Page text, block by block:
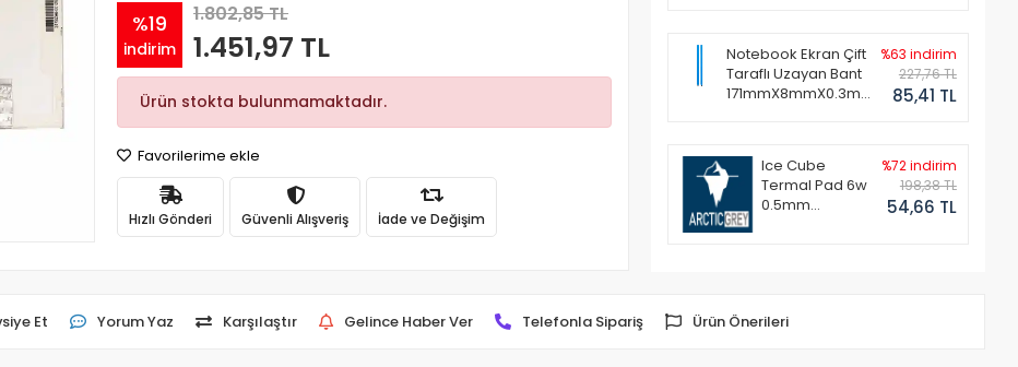
%19
indirim
1.802,85 TL
1.451,97 TL
Ürün stokta bulunmamaktadır.
Favorilerime ekle
Hızlı Gönderi Güvenli Alışveriş İade ve Değişim
Notebook Ekran Çift
Taraflı Uzayan Bant
171mmX8mmX0.3mm
%63 indirim
227,76 TL
85,41 TL
Ice Cube
Termal Pad 6w
0.5mm
%72 indirim
198,38 TL
54,66 TL
Et Yorum Yaz Karşılaştır Gelince Haber Ver Telefonla Sipariş Ürün Önerileri